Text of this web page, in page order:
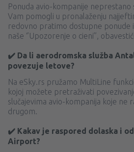
Ponuda avio-kompanije neprestano
Vam pomogli u pronalaženju
redovno pratimo dostupne ponude
naše ‘’Upozorenje o cieni’’,
✔️ Da li aerodromska služba
povezuje letove?
Na eSky.rs pružamo MultiLine
kojoj možete pretraživati
slučajevima avio-kompanija koje ne
drugom.
✔️ Kakav je raspored dolaska i
Airport?